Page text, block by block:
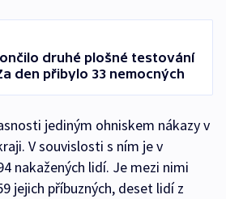
druhé plošné testování
den přibylo 33 nemocných
jediným ohniskem nákazy v
V souvislosti s ním je v
nakažených lidí. Je mezi nimi
jejich příbuzných, deset lidí z